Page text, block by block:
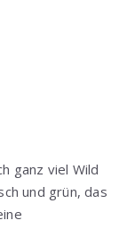
ganz viel Wild
und grün, das